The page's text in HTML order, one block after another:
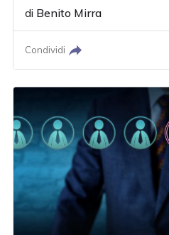
di Benito Mirra
Condividi